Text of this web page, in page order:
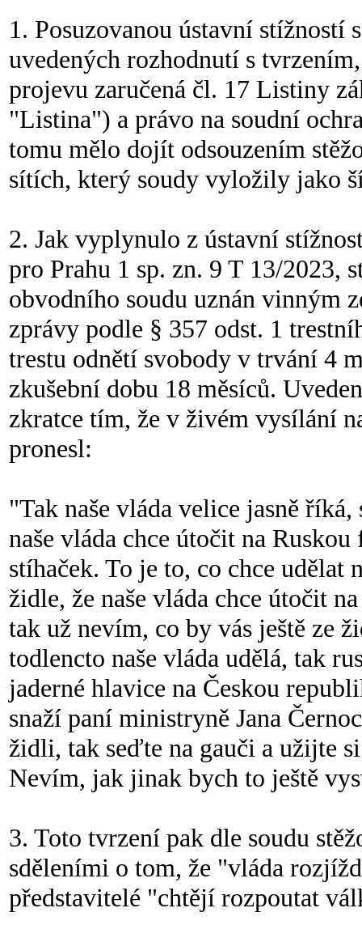
1. Posuzovanou ústavní stížností
uvedených rozhodnutí s
projevu zaručená čl. 17 Listiny
"Listina") a právo na soudní
tomu mělo dojít odsouzením
sítích, který soudy vyložily jako
2. Jak vyplynulo z ústavní
pro Prahu 1 sp. zn. 9 T 13/2023,
obvodního soudu uznán vinným
zprávy podle § 357 odst. 1
trestu odnětí svobody v trvání 4
zkušební dobu 18 měsíců.
zkratce tím, že v živém vysílání
pronesl:
"Tak naše vláda velice jasně
naše vláda chce útočit na
stíhaček. To je to, co chce udělat
židle, že naše vláda chce útočit
tak už nevím, co by vás ještě ze
todlencto naše vláda udělá, tak
jaderné hlavice na Českou
snaží paní ministryně Jana
židli, tak seďte na gauči a užijte
Nevím, jak jinak bych to ještě
3. Toto tvrzení pak dle soudu
sděleními o tom, že "vláda
představitelé "chtějí rozpoutat